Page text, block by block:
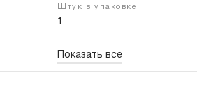
Штук в упаковке
1
Показать все